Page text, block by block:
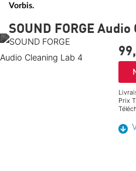
Vorbis.
SOUND FORGE
99,
Prix